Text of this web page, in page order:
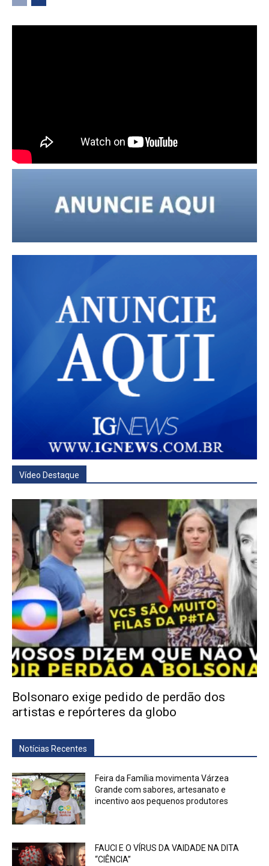
Vídeo Destaque
Bolsonaro exige pedido de perdão dos
artistas e repórteres da globo
Notícias Recentes
Feira da Família movimenta Várzea
Grande com sabores, artesanato e
incentivo aos pequenos produtores
FAUCI E O VÍRUS DA VAIDADE NA DITA
“CIÊNCIA”